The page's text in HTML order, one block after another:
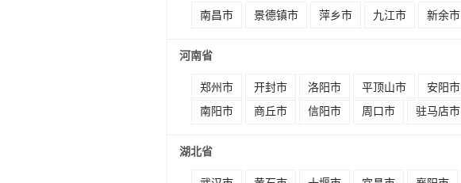
南昌市 景德镇市 萍乡市 九江市 新余市
河南省
郑州市 开封市 洛阳市 平顶山市 安阳市
南阳市
商丘市 信阳市 周口市 驻马店市
湖北省